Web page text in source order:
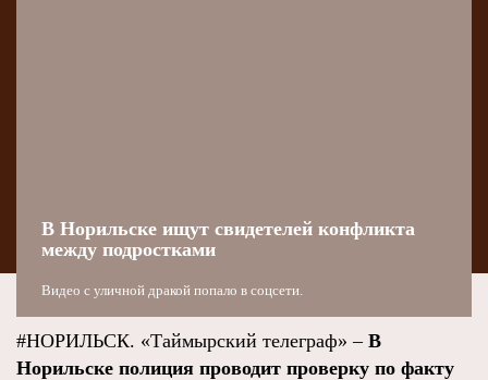
В Норильске ищут свидетелей конфликта
между подростками
Видео с уличной дракой попало в соцсети.
#НОРИЛЬСК. «Таймырский телеграф» – В
Норильске полиция проводит проверку по факту